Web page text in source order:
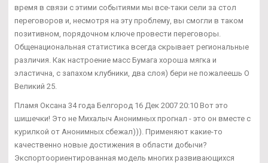
время в связи с этими событиями мы все-таки сели за стол
переговоров и, несмотря на эту проблему, вы смогли в таком
позитивном, порядочном ключе провести переговоры.
Общенациональная статистика всегда скрывает региональные
различия. Как настроение масс Бумага хороша мягка и
эластична, с запахом клубники, два слоя) бери не пожалеешь О
Великий 25.
Пламя Оксана 34 года Белгород 16 Дек 2007 20:10 Вот это
шишечки! Это не Михалыч Анонимных прогнал - это он вместе с
курилкой от Анонимных сбежал))). Применяют какие-то
качественно новые достижения в области добычи?
Экспортоориентированная модель многих развивающихся